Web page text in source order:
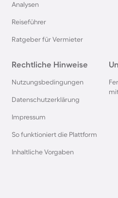
Pensionen im Bayerischen
Pensionen in Deutschland
Pensionen in Berchtesgaden
Analysen
Reiseführer
Ratgeber für Vermieter
Rechtliche Hinweise
Nutzungsbedingungen
Datenschutzerklärung
Impressum
So funktioniert die Plattform
Inhaltliche Vorgaben